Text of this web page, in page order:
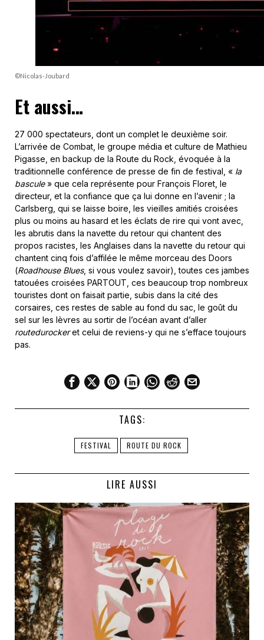
©Nicolas-Joubard
Et aussi…
27 000 spectateurs, dont un complet le deuxième soir.
L’arrivée de Combat, le groupe média et culture de Mathieu
Pigasse, en backup de la Route du Rock, évoquée à la
traditionnelle conférence de presse de fin de festival, « la
bascule» que cela représente pour François Floret, le
directeur, et la confiance que ça lui donne en l’avenir ; la
Carlsberg, qui se laisse boire, les vieilles amitiés croisées
plus ou moins au hasard et les éclats de rire qui vont avec,
les abrutis dans la navette du retour qui chantent des
propos racistes, les Anglaises dans la navette du retour qui
chantent cinq fois d’affilée le même morceau des Doors
(Roadhouse Blues, si vous voulez savoir), toutes ces jambes
tatouées croisées PARTOUT, ces beaucoup trop nombreux
touristes dont on faisait partie, subis dans la cité des
corsaires, ces restes de sable au fond du sac, le goût du
sel sur les lèvres au sortir de l’océan avant d’aller
routedurockeret celui de reviens-y qui ne s’efface toujours
pas.
TAGS:
FESTIVAL ROUTE DU ROCK
LIRE AUSSI